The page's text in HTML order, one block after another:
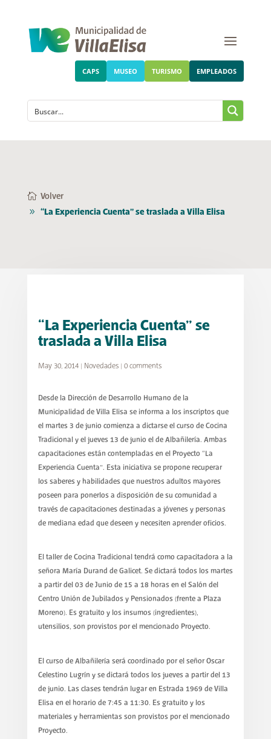
CAPS MUSEO TURISMO EMPLEADOS
Volver
“La Experiencia Cuenta” se traslada a Villa Elisa
“La Experiencia Cuenta” se
traslada a Villa Elisa
May 30, 2014| Novedades| 0 comments
Desde la Dirección de Desarrollo Humano de la
Municipalidad de Villa Elisa se informa a los inscriptos que
el martes 3 de junio comienza a dictarse el curso de Cocina
Tradicional y el jueves 13 de junio el de Albañilería. Ambas
capacitaciones están contempladas en el Proyecto “La
Experiencia Cuenta”. Esta iniciativa se propone recuperar
los saberes y habilidades que nuestros adultos mayores
poseen para ponerlos a disposición de su comunidad a
través de capacitaciones destinadas a jóvenes y personas
de mediana edad que deseen y necesiten aprender oficios.
El taller de Cocina Tradicional tendrá como capacitadora a la
señora María Durand de Galicet. Se dictará todos los martes
a partir del 03 de Junio de 15 a 18 horas en el Salón del
Centro Unión de Jubilados y Pensionados (frente a Plaza
Moreno). Es gratuito y los insumos (ingredientes),
utensilios, son provistos por el mencionado Proyecto.
El curso de Albañilería será coordinado por el señor Oscar
Celestino Lugrín y se dictará todos los jueves a partir del 13
de junio. Las clases tendrán lugar en Estrada 1969 de Villa
Elisa en el horario de 7:45 a 11:30. Es gratuito y los
materiales y herramientas son provistos por el mencionado
Proyecto.